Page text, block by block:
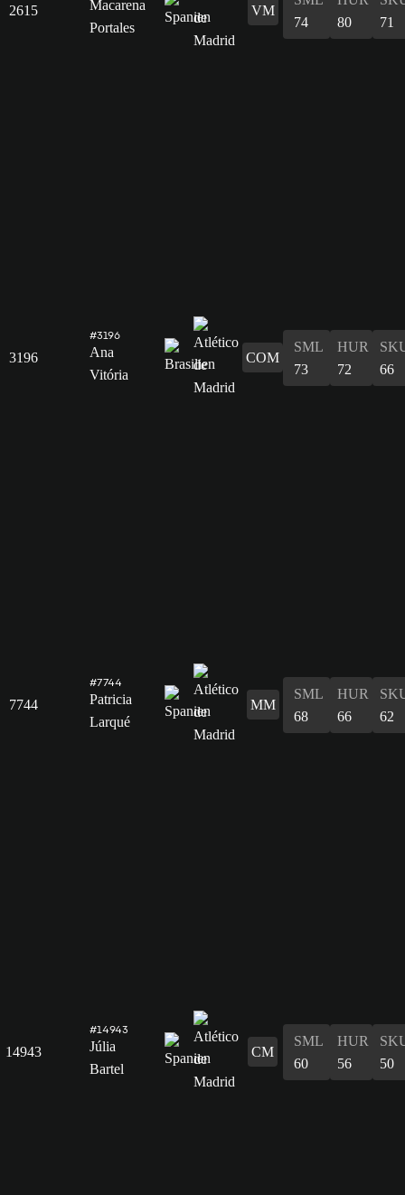
2615
Macarena
Portales
VM
74
80
71
3196
#3196
Ana
Vitória
COM
SML
73
HUR
72
66
7744
#7744
Patricia
Larqué
MM
SML
68
HUR
66
62
14943
#14943
Júlia
Bartel
CM
SML
60
HUR
56
50